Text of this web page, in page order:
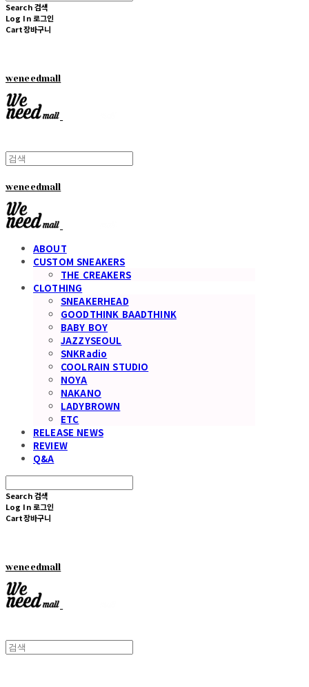
Search 검색
Log In 로그인
Cart장바구니
weneedmall
weneedmall
ABOUT
CUSTOM SNEAKERS
THE CREAKERS
CLOTHING
SNEAKERHEAD
GOODTHINK BAADTHINK
BABY BOY
JAZZYSEOUL
SNKRadio
COOLRAIN STUDIO
NOYA
NAKANO
LADYBROWN
ETC
RELEASE NEWS
REVIEW
Q&A
Search 검색
Log In 로그인
Cart장바구니
weneedmall